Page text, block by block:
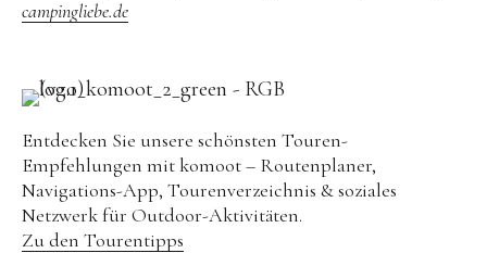
campingliebe.de
Entdecken Sie unsere schönsten Touren-
Empfehlungen mit komoot – Routenplaner,
Navigations-App, Tourenverzeichnis & soziales
Netzwerk für Outdoor-Aktivitäten.
Zu den Tourentipps